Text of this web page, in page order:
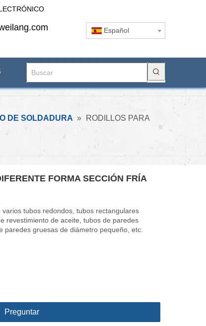
Español
DE SOLDADURA »
RODILLOS PARA
FORMA SECCIÓN FRÍA
tubos redondos, tubos rectangulares
revestimiento de aceite, tubos de paredes
gruesas de diámetro pequeño, etc.
Preguntar